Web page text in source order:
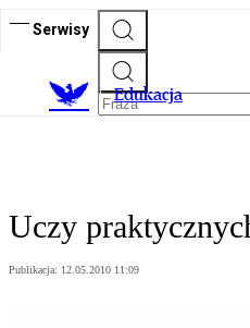
Serwisy
Edukacja
Uczy
Publikacja: 12.05.2010 11:09